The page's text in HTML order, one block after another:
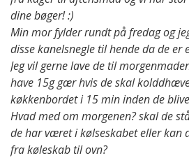
dine bøger! :)
Min mor fylder rundt på fredag og
disse kanelsnegle til hende da de er
Jeg vil gerne lave de til
have 15g gær hvis de skal
køkkenbordet i 15 min inden de
Hvad med om morgenen? skal de
de har været i kølseskabet eller kan
fra køleskab til ovn?